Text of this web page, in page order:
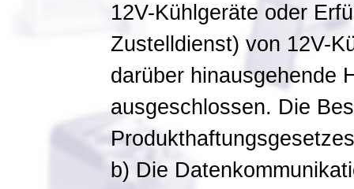
12V-Kühlgeräte oder
Zustelldienst) von 12V-
darüber hinausgehende
ausgeschlossen. Die
b) Die